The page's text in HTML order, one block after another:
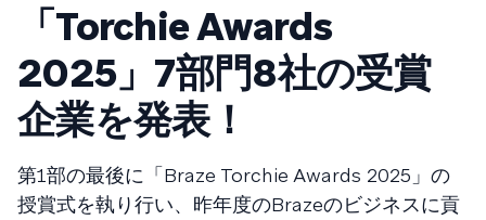
「Torchie Awards
2025」7部門8社の受賞
企業を発表！
第1部の最後に「Braze Torchie Awards 2025」の
授賞式を執り行い、昨年度のBrazeのビジネスに貢